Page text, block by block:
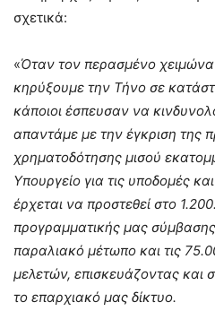
σχετικά:
«Όταν τον περασμένο
κηρύξουμε την Τήνο σε
κάποιοι έσπευσαν να
απαντάμε με την έγκριση της
χρηματοδότησης μισού
Υπουργείο για τις υποδομές
έρχεται να προστεθεί στο
προγραμματικής μας
παραλιακό μέτωπο και τις
μελετών, επισκευάζοντας
το επαρχιακό μας δίκτυο.